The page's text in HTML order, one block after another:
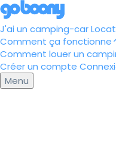
J'ai un camping-car
Comment ça fonctionne
Comment louer un
Créer un compte
Menu